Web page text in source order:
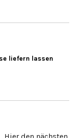
liefern lassen